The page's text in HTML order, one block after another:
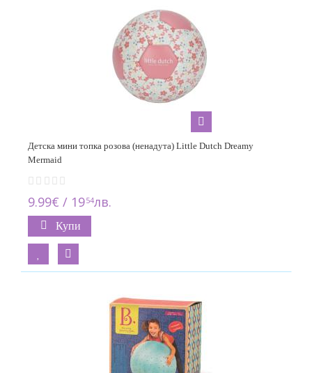
Детска мини топка розова (ненадута) Little Dutch Dreamy
Mermaid
9.99€ / 1954лв.
Купи